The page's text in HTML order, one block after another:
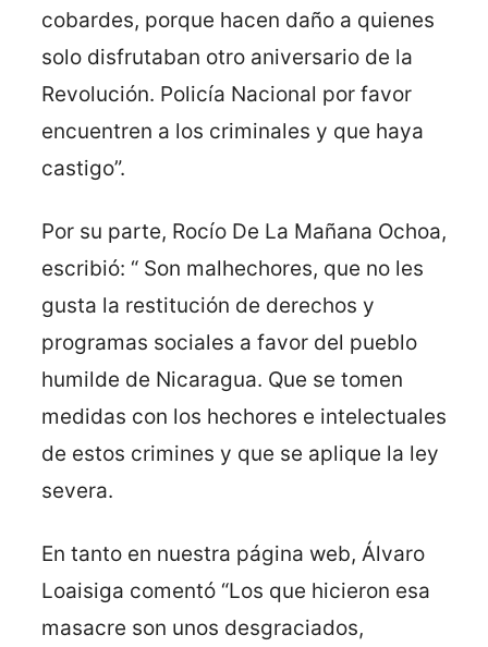
cobardes, porque hacen daño a quienes
solo disfrutaban otro aniversario de la
Revolución. Policía Nacional por favor
encuentren a los criminales y que haya
castigo”.
Por su parte, Rocío De La Mañana Ochoa,
escribió: “ Son malhechores, que no les
gusta la restitución de derechos y
programas sociales a favor del pueblo
humilde de Nicaragua. Que se tomen
medidas con los hechores e intelectuales
de estos crimines y que se aplique la ley
severa.
En tanto en nuestra página web, Álvaro
Loaisiga comentó “Los que hicieron esa
masacre son unos desgraciados,